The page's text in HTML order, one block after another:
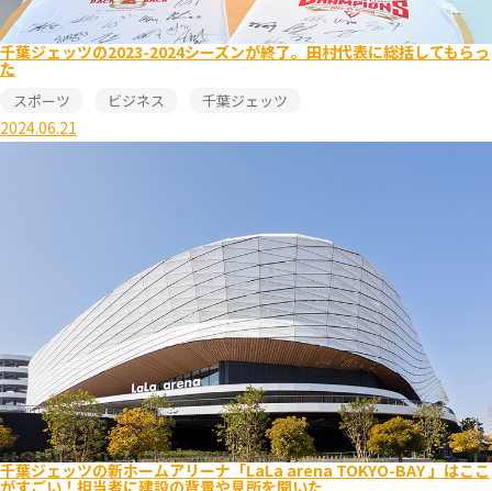
千葉ジェッツの2023-2024シーズンが終了。田村代表に総括してもらっ
た
スポーツ ビジネス 千葉ジェッツ
2024.06.21
千葉ジェッツの新ホームアリーナ「LaLa arena TOKYO-BAY 」はここ
がすごい！担当者に建設の背景や見所を聞いた